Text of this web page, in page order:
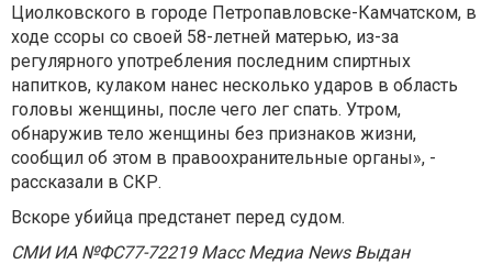
Циолковского в городе Петропавловске-Камчатском, в
ходе ссоры со своей 58-летней матерью, из-за
регулярного употребления последним спиртных
напитков, кулаком нанес несколько ударов в область
головы женщины, после чего лег спать. Утром,
обнаружив тело женщины без признаков жизни,
сообщил об этом в правоохранительные органы», -
рассказали в СКР.
Вскоре убийца предстанет перед судом.
СМИ ИА №ФС77-72219 Масс Медиа News Выдан